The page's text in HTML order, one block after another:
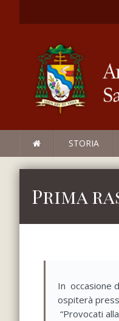
STORIA
Prima
In occasione
ospiterà
“Provocati